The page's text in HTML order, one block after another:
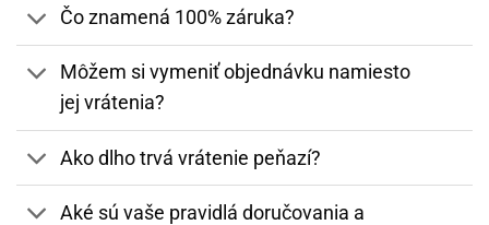
Čo znamená 100% záruka?
Môžem si vymeniť objednávku namiesto
jej vrátenia?
Ako dlho trvá vrátenie peňazí?
Aké sú vaše pravidlá doručovania a